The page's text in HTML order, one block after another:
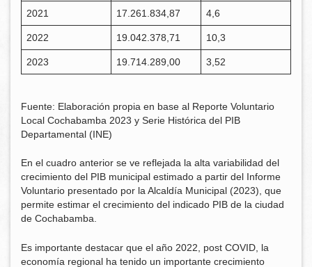
2021 17.261.834,87 4,6
2022 19.042.378,71 10,3
2023 19.714.289,00 3,52
Fuente: Elaboración propia en base al Reporte Voluntario
Local Cochabamba 2023 y Serie Histórica del PIB
Departamental (INE)
En el cuadro anterior se ve reflejada la alta variabilidad del
crecimiento del PIB municipal estimado a partir del Informe
Voluntario presentado por la Alcaldía Municipal (2023), que
permite estimar el crecimiento del indicado PIB de la ciudad
de Cochabamba.
Es importante destacar que el año 2022, post COVID, la
economía regional ha tenido un importante crecimiento